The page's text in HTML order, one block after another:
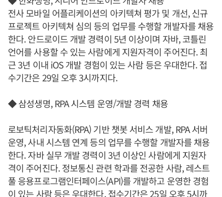
전사 모바일 어플리케이션의 아키텍쳐 평가 및 개선, 신규
프로젝트 아키텍쳐 심의 등의 업무를 수행할 개발자를 채용
한다. 안드로이드 개발 경력이 5년 이상이며 자바, 코틀린
언어를 사용할 수 있는 사람에게 지원자격이 주어진다. 최
근 3년 이내 iOS 개발 경험이 있는 사람 등은 우대한다. 접
수기간은 29일 오후 3시까지다.
◆ 삼성생명, RPA 시스템 운영/개발 경력 채용
로보틱처리자동화(RPA) 기반 챗봇 서비스 개발, RPA 서버
운영, 사내 시스템 연계 등의 업무를 수행할 개발자를 채용
한다. 자바 실무 개발 경력이 3년 이상인 사람에게 지원자
격이 주어진다. 정보통신 관련 학과를 전공한 사람, 레스트
풀 응용프로그램인터페이스(API)를 개발하고 운영한 경험
이 있는 사람 등은 우대한다. 접수기간은 25일 오후 5시까